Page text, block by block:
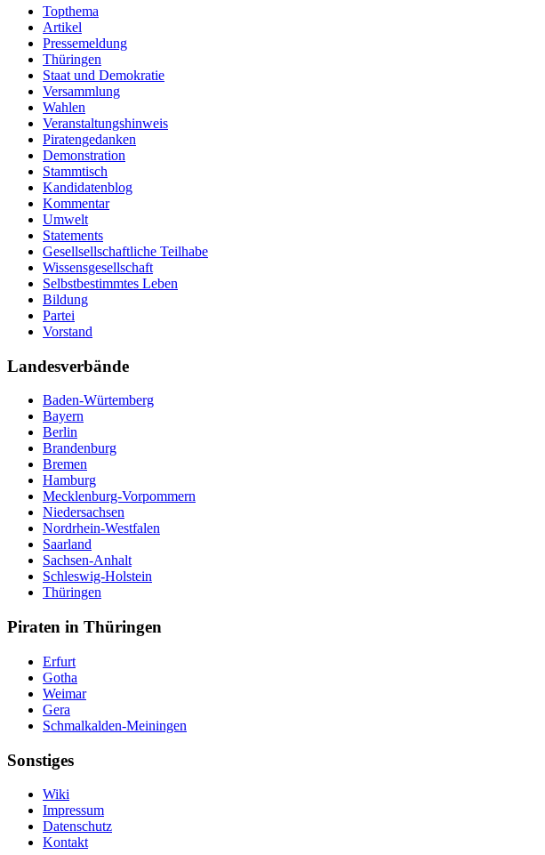
Topthema
Artikel
Pressemeldung
Thüringen
Staat und Demokratie
Versammlung
Wahlen
Veranstaltungshinweis
Piratengedanken
Demonstration
Stammtisch
Kandidatenblog
Kommentar
Umwelt
Statements
Gesellsellschaftliche Teilhabe
Wissensgesellschaft
Selbstbestimmtes Leben
Bildung
Partei
Vorstand
Landesverbände
Baden-Würtemberg
Bayern
Berlin
Brandenburg
Bremen
Hamburg
Mecklenburg-Vorpommern
Niedersachsen
Nordrhein-Westfalen
Saarland
Sachsen-Anhalt
Schleswig-Holstein
Thüringen
Piraten in Thüringen
Erfurt
Gotha
Weimar
Gera
Schmalkalden-Meiningen
Sonstiges
Wiki
Impressum
Datenschutz
Kontakt